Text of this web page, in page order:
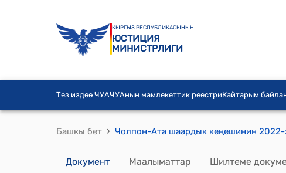
КЫРГЫЗ РЕСПУБЛИКАСЫНЫН
ЮСТИЦИЯ
МИНИСТРЛИГИ
Тез издөө ЧУАЧУАнын мамлекеттик реестриКайтарым
Башкы бет ›
Документ Маалыматтар Шилтеме